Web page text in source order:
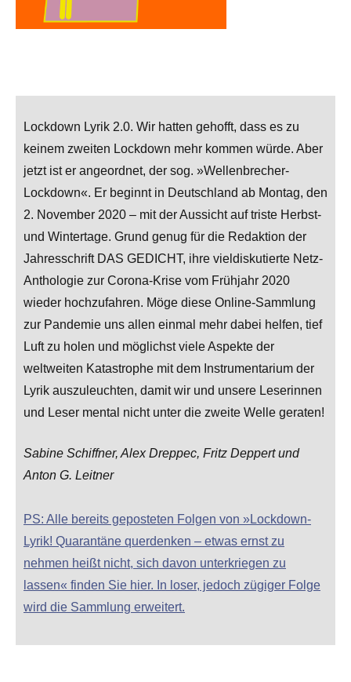
Lockdown Lyrik 2.0. Wir hatten gehofft, dass es zu
keinem zweiten Lockdown mehr kommen würde. Aber
jetzt ist er angeordnet, der sog. »Wellenbrecher-
Lockdown«. Er beginnt in Deutschland ab Montag, den
2. November 2020 – mit der Aussicht auf triste Herbst-
und Wintertage. Grund genug für die Redaktion der
Jahresschrift DAS GEDICHT, ihre vieldiskutierte Netz-
Anthologie zur Corona-Krise vom Frühjahr 2020
wieder hochzufahren. Möge diese Online-Sammlung
zur Pandemie uns allen einmal mehr dabei helfen, tief
Luft zu holen und möglichst viele Aspekte der
weltweiten Katastrophe mit dem Instrumentarium der
Lyrik auszuleuchten, damit wir und unsere Leserinnen
und Leser mental nicht unter die zweite Welle geraten!
Sabine Schiffner, Alex Dreppec, Fritz Deppert und
Anton G. Leitner
PS: Alle bereits geposteten Folgen von »Lockdown-
Lyrik! Quarantäne querdenken – etwas ernst zu
nehmen heißt nicht, sich davon unterkriegen zu
lassen« finden Sie hier. In loser, jedoch zügiger Folge
wird die Sammlung erweitert.